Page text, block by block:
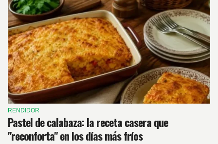
RENDIDOR
Pastel de calabaza: la receta casera que
"reconforta" en los días más fríos